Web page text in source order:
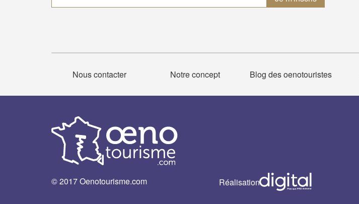
Nous contacter Notre concept Blog des oenotouristes
© 2017 Oenotourisme.com Réalisation